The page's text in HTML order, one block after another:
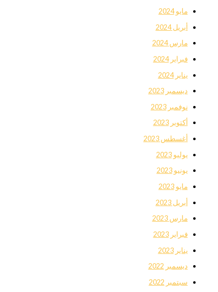
مايو 2024
أبريل 2024
مارس 2024
فبراير 2024
يناير 2024
ديسمبر 2023
نوفمبر 2023
أكتوبر 2023
أغسطس 2023
يوليو 2023
يونيو 2023
مايو 2023
أبريل 2023
مارس 2023
فبراير 2023
يناير 2023
ديسمبر 2022
سبتمبر 2022